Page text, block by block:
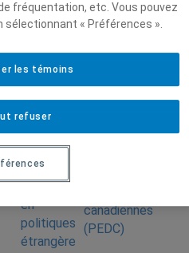
Chaire de
Canada en
canadiennes
(PEDC)
fréquentation, etc. Vous pouvez
sélectionnant « Préférences ».
refuser
les témoins